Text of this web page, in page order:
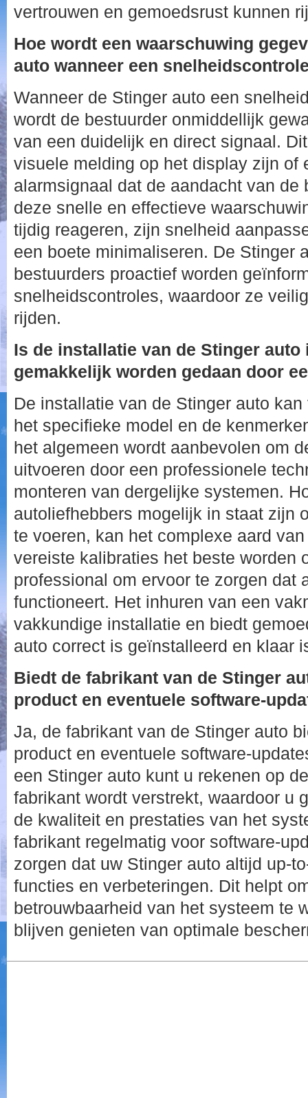
vertrouwen en gemoedsrust kunnen
Hoe wordt een waarschuwing
auto wanneer een
Wanneer de Stinger auto een
wordt de bestuurder onmiddellijk
van een duidelijk en direct signaal.
visuele melding op het display zijn of
alarmsignaal dat de aandacht van de
deze snelle en effectieve
tijdig reageren, zijn snelheid
een boete minimaliseren. De Stinger
bestuurders proactief worden
snelheidscontroles, waardoor ze
rijden.
Is de installatie van de Stinger
gemakkelijk worden gedaan door
De installatie van de Stinger auto
het specifieke model en de
het algemeen wordt aanbevolen om
uitvoeren door een professionele
monteren van dergelijke systemen.
autoliefhebbers mogelijk in staat zijn
te voeren, kan het complexe aard
vereiste kalibraties het beste worden
professional om ervoor te zorgen dat
functioneert. Het inhuren van een
vakkundige installatie en biedt
auto correct is geïnstalleerd en klaar
Biedt de fabrikant van de Stinger
product en eventuele software-
Ja, de fabrikant van de Stinger auto
product en eventuele software-
een Stinger auto kunt u rekenen op
fabrikant wordt verstrekt, waardoor u
de kwaliteit en prestaties van het
fabrikant regelmatig voor software-
zorgen dat uw Stinger auto altijd up-
functies en verbeteringen. Dit helpt
betrouwbaarheid van het systeem te
blijven genieten van optimale